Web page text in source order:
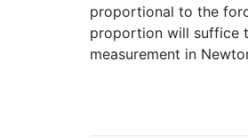
proportional to the
proportion will suffice
measurement in